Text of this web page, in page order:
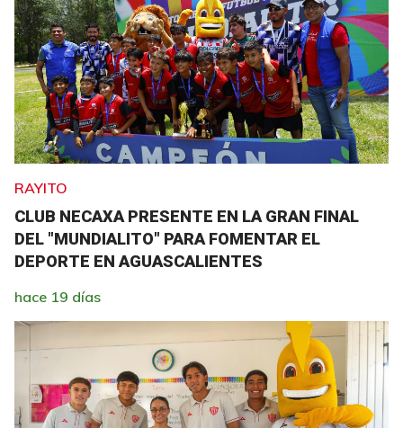
RAYITO
CLUB NECAXA PRESENTE EN LA GRAN FINAL
DEL "MUNDIALITO" PARA FOMENTAR EL
DEPORTE EN AGUASCALIENTES
hace 19 días